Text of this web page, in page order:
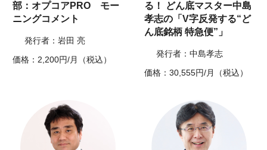
部：オプコアPRO モー
ニングコメント
発行者：岩田 亮
価格：2,200円/月（税込）
る！ どん底マスター中島
孝志の「V字反発する“ど
ん底銘柄 特急便”」
発行者：中島孝志
価格：30,555円/月（税込）